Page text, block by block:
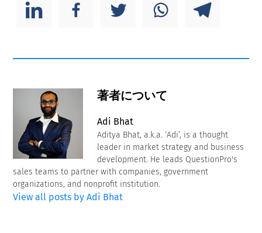
著者について
Adi Bhat
Aditya Bhat, a.k.a. ‘Adi’, is a thought
leader in market strategy and business
development. He leads QuestionPro's
sales teams to partner with companies, government
organizations, and nonprofit institution.
View all posts by Adi Bhat